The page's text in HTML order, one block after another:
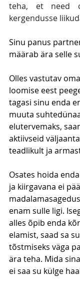
teha, et need
kergendusse
Sinu panus
määrab ära selle
Olles vastutav
loomise eest
tagasi sinu enda
muuta
elutervemaks,
aktiivseid
teadlikult ja
Osates hoida
ja kiirgavana ei
enam sulle ligi.
alles õpib enda
elamist, saad sa
tõstmiseks väga
ära teha. Mida
ei saa su külge